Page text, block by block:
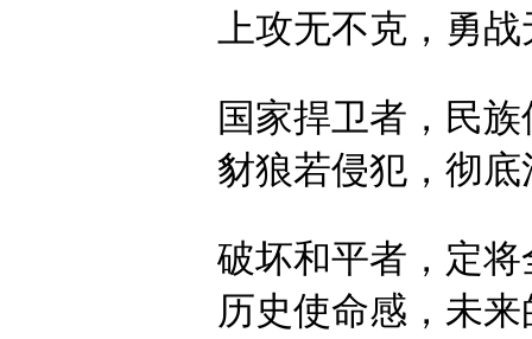
上攻无不克， 勇
国家捍卫者， 民
豺狼若侵犯， 彻底
破坏和平者， 定
历史使命感， 未来